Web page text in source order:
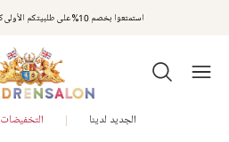
استمتعوا بخصم 10% على طلبيتكم الأولى كهدية ترحيب. سجلوا من هنا
الجديد لدينا التخفيضات